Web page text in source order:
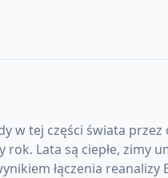
w tej części świata
Lata są ciepłe, zimy
łączenia